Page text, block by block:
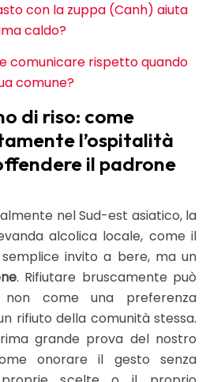
con la zuppa (Canh) aiuta
caldo?
comunicare rispetto quando
comune?
di riso: come
l’ospitalità
il padrone
nel Sud-est asiatico, la
alcolica locale, come il
invito a bere, ma un
. Rifiutare bruscamente può
come una preferenza
rifiuto della comunità stessa.
grande prova del nostro
onorare il gesto senza